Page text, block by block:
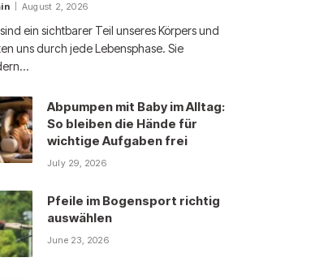
August 2, 2026
ein sichtbarer Teil unseres Körpers und
uns durch jede Lebensphase. Sie
Abpumpen mit Baby im Alltag:
So bleiben die Hände für
wichtige Aufgaben frei
July 29, 2026
Pfeile im Bogensport richtig
auswählen
June 23, 2026